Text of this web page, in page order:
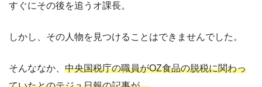
すぐにその後を追うオ課長。
しかし、その人物を見つけることはできませんでした。
そんななか、 中央国税庁の職員がOZ食品の脱税に関わっ